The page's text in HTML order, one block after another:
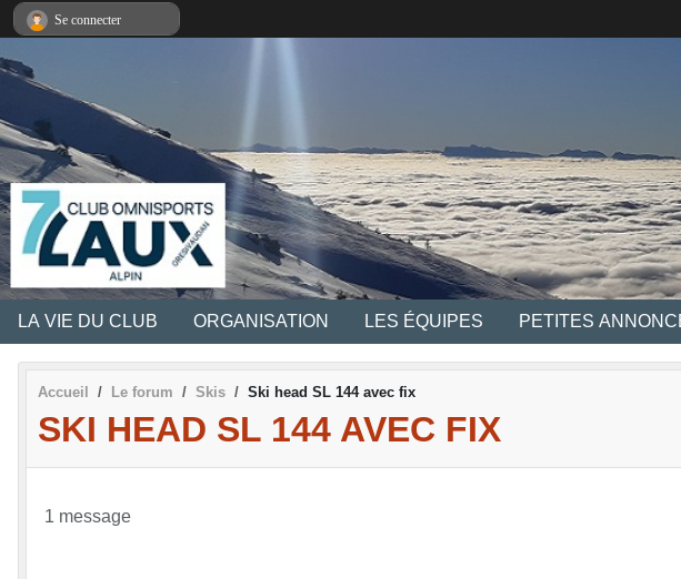
LA VIE DU CLUB ORGANISATION LES ÉQUIPES PETITES
Accueil Le forum Skis Ski head SL 144 avec fix
SKI HEAD SL 144 AVEC FIX
1 message
Se connecter
Panneau de gestion des cookies